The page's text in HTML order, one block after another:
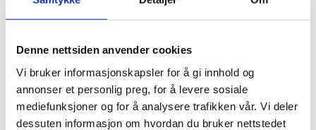
Denne nettsiden anvender cookies
Vi bruker informasjonskapsler for å gi innhold og
annonser et personlig preg, for å levere sosiale
mediefunksjoner og for å analysere trafikken vår. Vi deler
dessuten informasjon om hvordan du bruker nettstedet
Formål:
Utvikle og forbedre nettstedet gjennom å forstå
hvordan det anvendes.
Beregne og rapportere brukerantall og trafikk.